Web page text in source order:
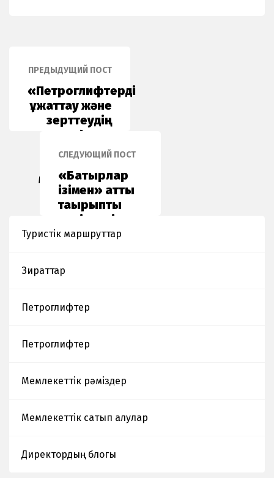
ПРЕДЫДУЩИЙ ПОСТ
«Петроглифтерді
құжаттау және
зерттеудің
цифрлық
әдістері»
далалық
мектебі өтті
СЛЕДУЮЩИЙ ПОСТ
«Батырлар
ізімен» атты
тақырыптық
дәріс өтті
Туристік маршруттар
Зираттар
Петроглифтер
Петроглифтер
Мемлекеттік рәміздер
Мемлекеттік сатып алулар
Директордың блогы